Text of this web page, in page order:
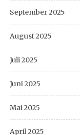
September 2025
August 2025
Juli 2025
Juni 2025
Mai 2025
April 2025